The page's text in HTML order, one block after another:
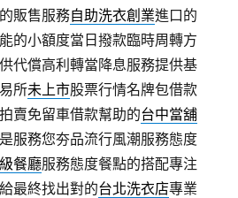
販售服務自助洗衣創業進口的
的小額度當日撥款臨時周轉方
代償高利轉當降息服務提供基
所未上市股票行情名牌包借款
賣免留車借款幫助的台中當舖
服務您夯品流行風潮服務態度
餐廳服務態度餐點的搭配專注
最終找出對的台北洗衣店專業